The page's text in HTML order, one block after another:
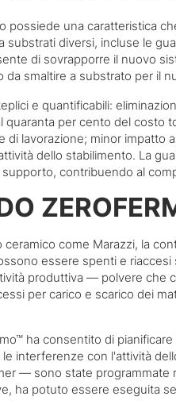
possiede una caratteristica
substrati diversi, incluse le
di sovrapporre il nuovo
da smaltire a substrato per il
e quantificabili:
quaranta per cento del costo
di lavorazione; minor impatto
dello stabilimento. La
contribuendo al
ceramico come Marazzi, la
essere spenti e
produttiva — polvere che
per carico e scarico dei
ha consentito di
interferenze con l'attività
— sono state programmate
ha potuto essere eseguita